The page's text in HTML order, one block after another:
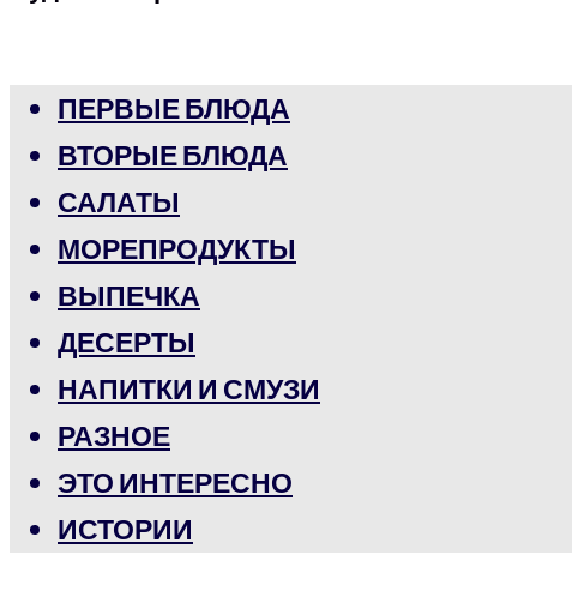
ПЕРВЫЕ БЛЮДА
ВТОРЫЕ БЛЮДА
САЛАТЫ
МОРЕПРОДУКТЫ
ВЫПЕЧКА
ДЕСЕРТЫ
НАПИТКИ И СМУЗИ
РАЗНОЕ
ЭТО ИНТЕРЕСНО
ИСТОРИИ